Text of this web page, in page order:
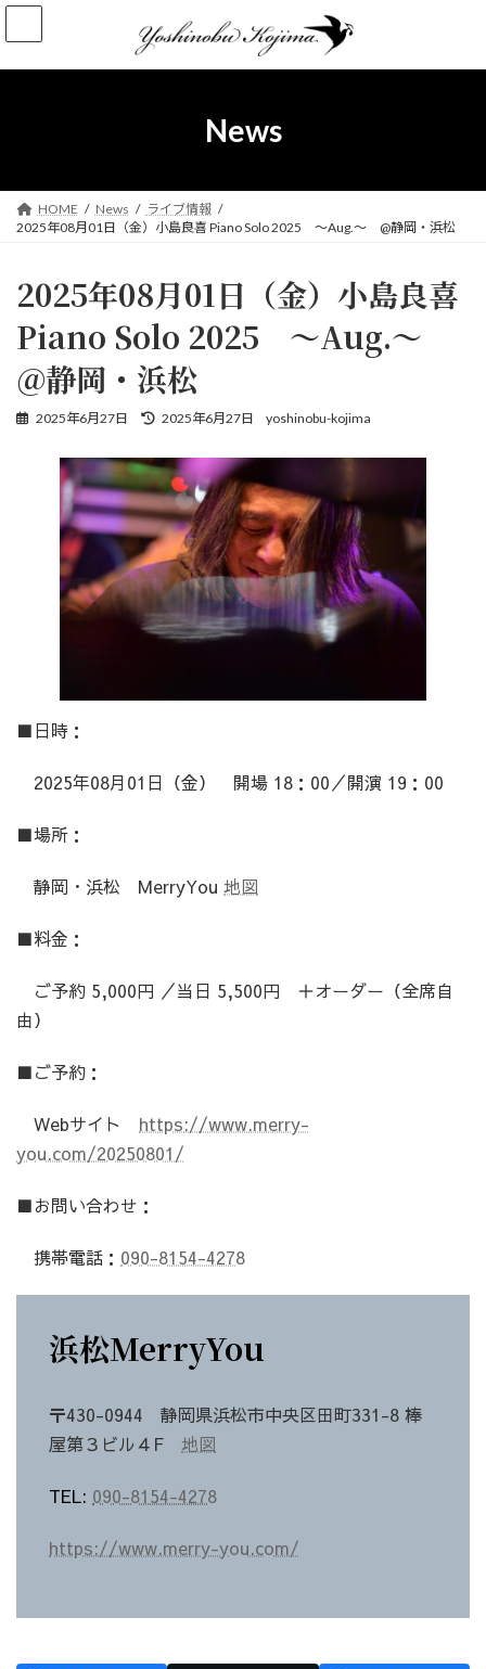
コ
ン
ナ
ー
News
HOME News
ライブ情報
2025年08月01日（金）小島良喜 Piano Solo 2025 ～Aug.～ @静岡・浜松
2025年08月01日（金）小島良喜
Piano Solo 2025 ～Aug.～
@静岡・浜松
2025年6月27日
最
更
新
日
時
:
2025年6月27日 yoshinobu-kojima
■日時：
2025年08月01日（金） 開場 18：00／開演 19：00
■場所：
静岡・浜松 MerryYou 地図
■料金：
ご予約 5,000円 ／当日 5,500円 ＋オーダー（全席自
由）
■ご予約：
Webサイト https://www.merry-
you.com/20250801/
■お問い合わせ：
携帯電話： 090-8154-4278
浜松MerryYou
〒430-0944 静岡県浜松市中央区田町331-8 棒
屋第３ビル４F 地図
TEL: 090-8154-4278
https://www.merry-you.com/